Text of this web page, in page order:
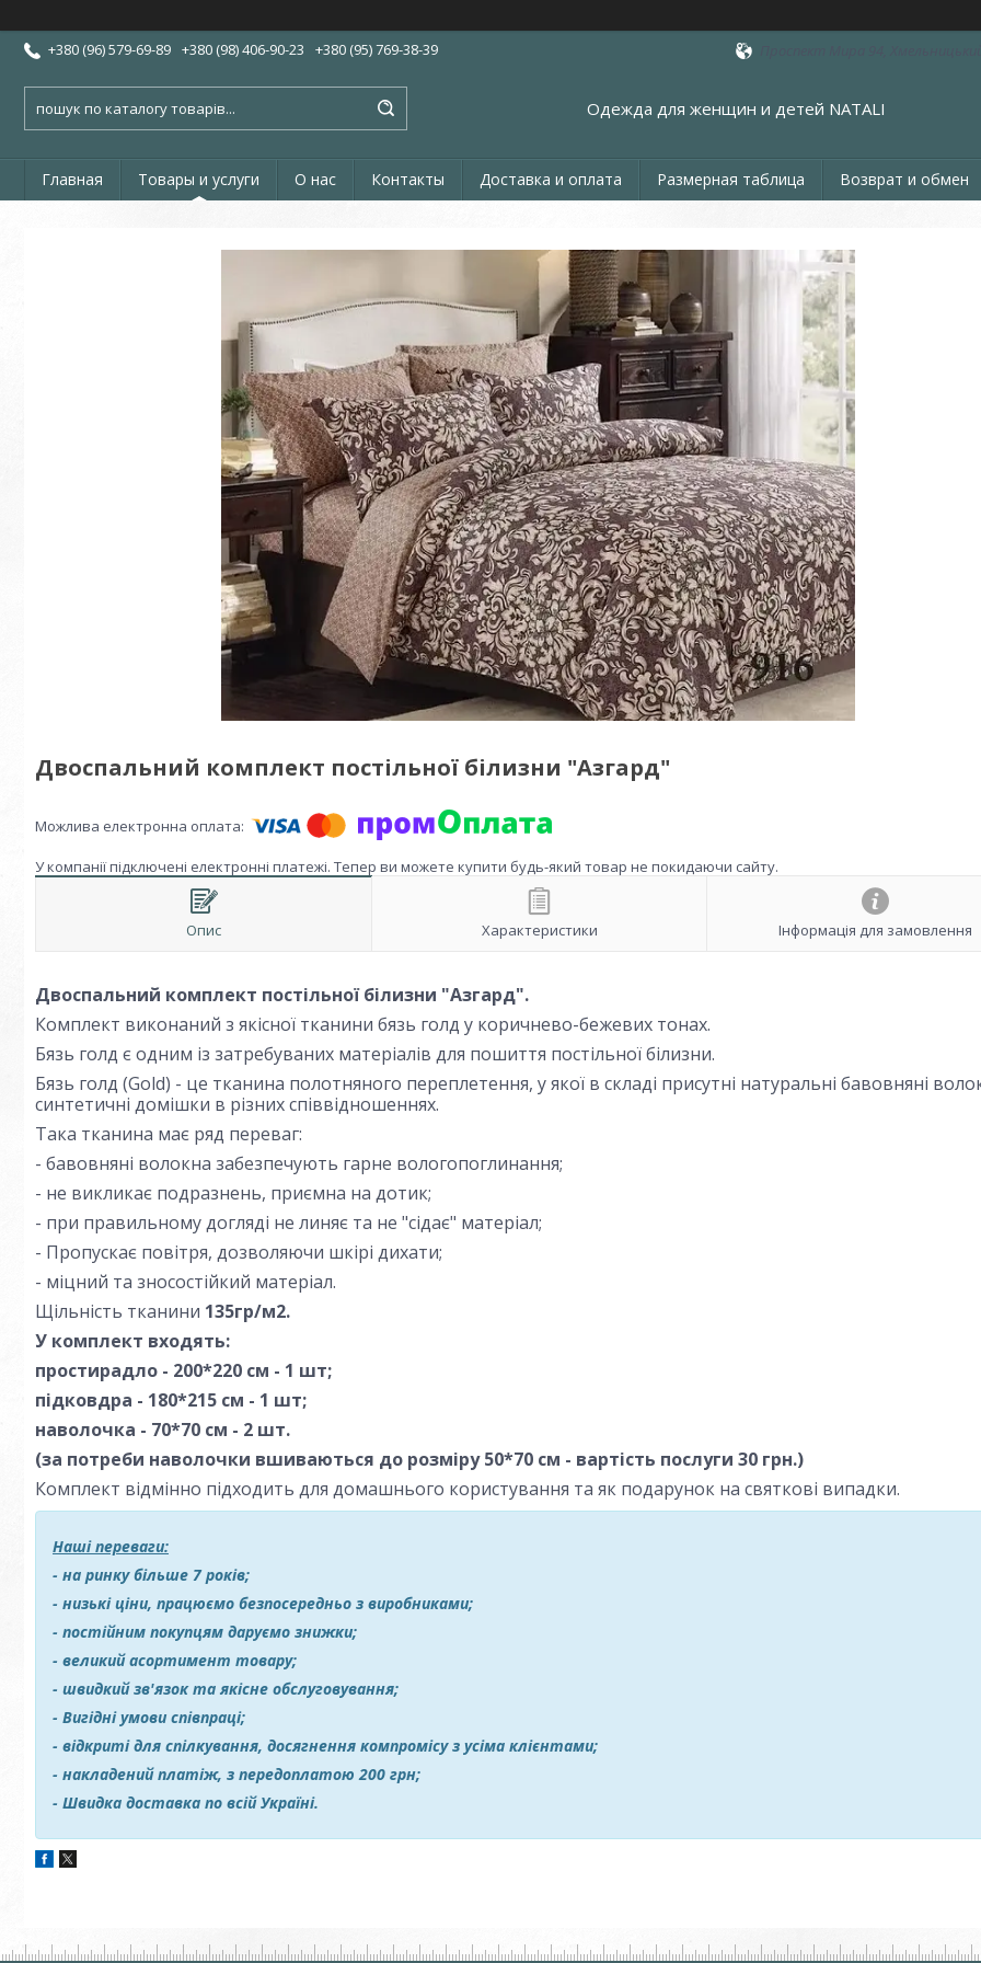
+380 (96) 579-69-89 +380 (98) 406-90-23 +380 (95) 769-38-39
Одежда для женщин и детей NATALI
Главная Товары и услуги О нас Контакты Доставка и оплата Размерная таблица Возврат и обмен
Двоспальний комплект постільної білизни "Азгард"
У компанії підключені електронні платежі. Тепер ви можете купити будь-який товар не покидаючи сайту.
Опис Характеристики Інформація для замовлення
Двоспальний комплект постільної білизни "Азгард".
Комплект виконаний з якісної тканини бязь голд у коричнево-бежевих тонах.
Бязь голд є одним із затребуваних матеріалів для пошиття постільної білизни.
Бязь голд (Gold) - це тканина полотняного переплетення, у якої в складі присутні натуральні бавовняні
синтетичні домішки в різних співвідношеннях.
Така тканина має ряд переваг:
- бавовняні волокна забезпечують гарне вологопоглинання;
- не викликає подразнень, приємна на дотик;
- при правильному догляді не линяє та не "сідає" матеріал;
- Пропускає повітря, дозволяючи шкірі дихати;
- міцний та зносостійкий матеріал.
Щільність тканини 135гр/м2.
У комплект входять:
простирадло - 200*220 см - 1 шт;
підковдра - 180*215 см - 1 шт;
наволочка - 70*70 см - 2 шт.
(за потреби наволочки вшиваються до розміру 50*70 см - вартість послуги 30 грн.)
Комплект відмінно підходить для домашнього користування та як подарунок на святкові випадки.
Наші переваги:
- на ринку більше 7 років;
- низькі ціни, працюємо безпосередньо з виробниками;
- постійним покупцям даруємо знижки;
- великий асортимент товару;
- швидкий зв'язок та якісне обслуговування;
- Вигідні умови співпраці;
- відкриті для спілкування, досягнення компромісу з усіма клієнтами;
- накладений платіж, з передоплатою 200 грн;
- Швидка доставка по всій Україні.